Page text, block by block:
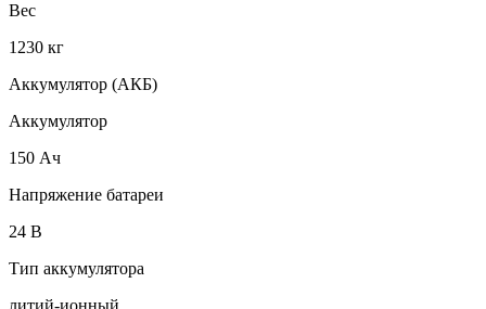
Вес
1230 кг
Аккумулятор (АКБ)
Аккумулятор
150 Ач
Напряжение батареи
24 B
Тип аккумулятора